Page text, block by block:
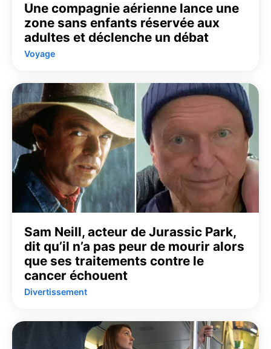
Une compagnie aérienne lance une
zone sans enfants réservée aux
adultes et déclenche un débat
Voyage
Sam Neill, acteur de Jurassic Park,
dit qu’il n’a pas peur de mourir alors
que ses traitements contre le
cancer échouent
Divertissement